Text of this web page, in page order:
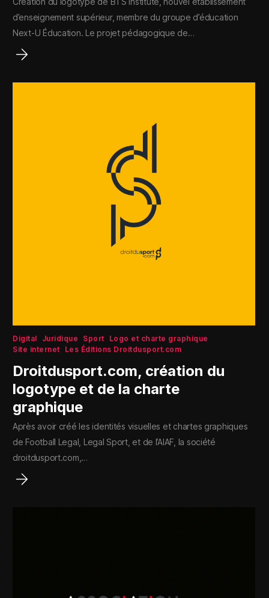
d’enseignement supérieur, membre du groupe d’éducation
Next-U Éducation. Le projet pédagogique de…
Digital Juridique Sport
Logo et charte graphique
Site internet
Les Éditions Droitdusport.com
Droitdusport.com, création du
logotype et de la charte
graphique
Après avoir créé les identités visuelles et chartes graphiques
de Football Legal, Legal Sport, et de l’AIAF, la société
droitdusport.com,…